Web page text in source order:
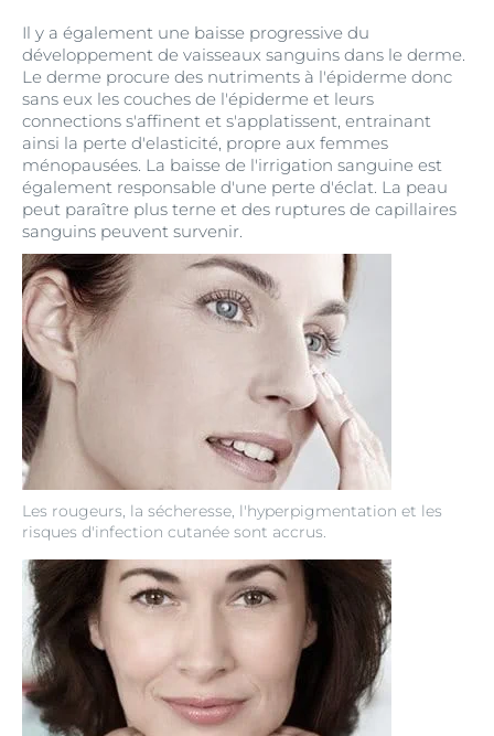
Les rougeurs, la sécheresse, l'hyperpigmentation et les
risques d'infection cutanée sont accrus.
Il y a également une baisse progressive du
développement de vaisseaux sanguins dans le derme.
Le derme procure des nutriments à l'épiderme donc
sans eux les couches de l'épiderme et leurs
connections s'affinent et s'applatissent, entrainant
ainsi la perte d'elasticité, propre aux femmes
ménopausées. La baisse de l'irrigation sanguine est
également responsable d'une perte d'éclat. La peau
peut paraître plus terne et des ruptures de capillaires
sanguins peuvent survenir.